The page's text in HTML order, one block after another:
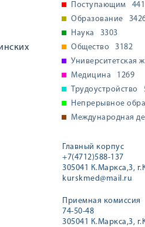
Поступающим
441
Образование
Наука
3303
Общество
3182
Университетская
Медицина
1269
Трудоустройство
Непрерывное
Международная
Главный корпус
+7(4712)588-137
305041 К.Маркса,3,
kurskmed@mail.ru
Приемная комиссия
74-50-48
305041 К.Маркса,3,